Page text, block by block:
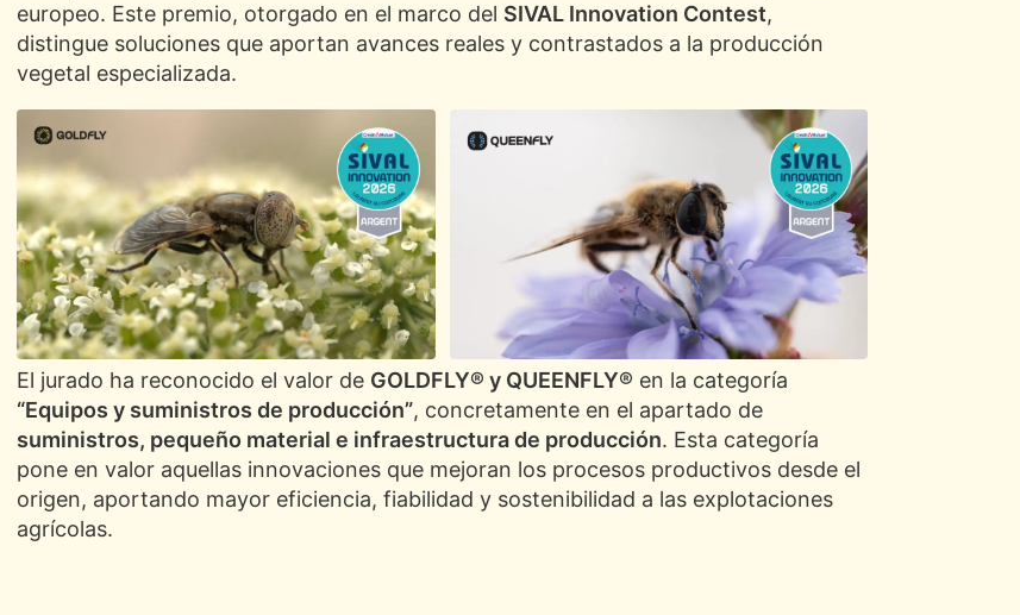
europeo. Este premio, otorgado en el marco del SIVAL Innovation Contest,
distingue soluciones que aportan avances reales y contrastados a la producción
vegetal especializada.
El jurado ha reconocido el valor de GOLDFLY® y QUEENFLY® en la categoría
“Equipos y suministros de producción”, concretamente en el apartado de
suministros, pequeño material e infraestructura de producción. Esta categoría
pone en valor aquellas innovaciones que mejoran los procesos productivos desde el
origen, aportando mayor eficiencia, fiabilidad y sostenibilidad a las explotaciones
agrícolas.